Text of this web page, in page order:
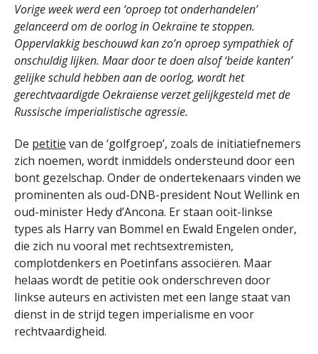
Vorige week werd een ‘oproep tot onderhandelen’
gelanceerd om de oorlog in Oekraïne te stoppen.
Oppervlakkig beschouwd kan zo’n oproep sympathiek of
onschuldig lijken. Maar door te doen alsof ‘beide kanten’
gelijke schuld hebben aan de oorlog, wordt het
gerechtvaardigde Oekraïense verzet gelijkgesteld met de
Russische imperialistische agressie.
De petitie van de ‘golfgroep’, zoals de initiatiefnemers
zich noemen, wordt inmiddels ondersteund door een
bont gezelschap. Onder de ondertekenaars vinden we
prominenten als oud-DNB-president Nout Wellink en
oud-minister Hedy d’Ancona. Er staan ooit-linkse
types als Harry van Bommel en Ewald Engelen onder,
die zich nu vooral met rechtsextremisten,
complotdenkers en Poetinfans associëren. Maar
helaas wordt de petitie ook onderschreven door
linkse auteurs en activisten met een lange staat van
dienst in de strijd tegen imperialisme en voor
rechtvaardigheid.